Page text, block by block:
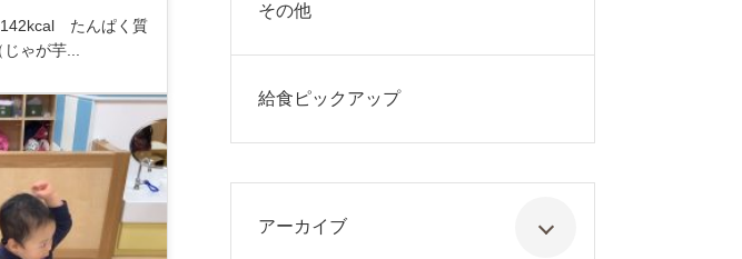
142kcal たんぱく質
ゃが芋...
その他
給食ピックアップ
アーカイブ